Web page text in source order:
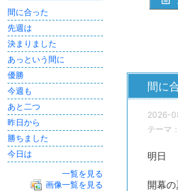
間に
2026-
テーマ：
明日
開幕
間に合った
先週は
決まりました
あっという間に
優勝
今週も
あと二つ
昨日から
勝ちました
今日は
一覧を見る
画像一覧を見る